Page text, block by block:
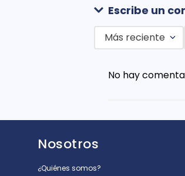
Escribe un
Título
Más reciente
No hay
Nosotros
¿Quiénes somos?